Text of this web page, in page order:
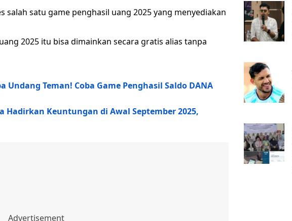
salah satu game penghasil uang 2025 yang menyediakan
2025 itu bisa dimainkan secara gratis alias tanpa
Undang Teman! Coba Game Penghasil Saldo DANA
Hadirkan Keuntungan di Awal September 2025,